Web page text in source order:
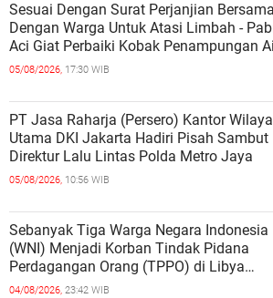
Sesuai Dengan Surat Perjanjian Bersama
Dengan Warga Untuk Atasi Limbah -
Aci Giat Perbaiki Kobak Penampungan
05/08/2026, 17:30 WIB
PT Jasa Raharja (Persero) Kantor
Utama DKI Jakarta Hadiri Pisah Sambut
Direktur Lalu Lintas Polda Metro Jaya
05/08/2026, 10:56 WIB
Sebanyak Tiga Warga Negara Indonesia
(WNI) Menjadi Korban Tindak Pidana
Perdagangan Orang (TPPO) di Libya
Berhasil Dipulangkan Ke - Indonesia.
04/08/2026, 23:42 WIB